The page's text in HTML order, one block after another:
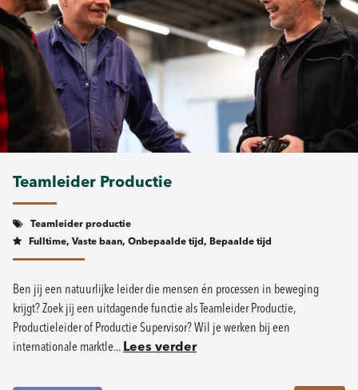
Teamleider Productie
Teamleider productie
Fulltime, Vaste baan, Onbepaalde tijd, Bepaalde tijd
Ben jij een natuurlijke leider die mensen én processen in beweging
krijgt? Zoek jij een uitdagende functie als Teamleider Productie,
Productieleider of Productie Supervisor? Wil je werken bij een
internationale marktle... Lees verder